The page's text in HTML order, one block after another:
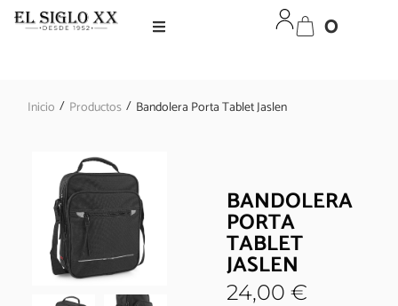
0
Inicio / Productos / Bandolera Porta Tablet Jaslen
BANDOLERA
PORTA
TABLET
JASLEN
24,00€